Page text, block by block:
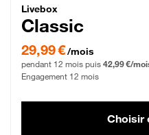
Livebox Classic
Livebox
Classic
29,99 € par mois pendant 12
29,99 €/mois
pendant 12 mois puis 42,99 €/
Engagement 12 mois
Choisir